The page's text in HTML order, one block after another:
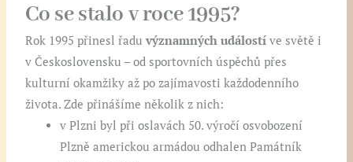
Co se stalo v roce 1995?
Rok 1995 přinesl řaduvýznamných událostí ve světě i
v Československu – od sportovních úspěchů přes
kulturní okamžiky až po zajímavosti každodenního
života. Zde přinášíme několik z nich:
v Plzni byl při oslavách 50. výročí osvobození
Plzně americkou armádou odhalen Památník